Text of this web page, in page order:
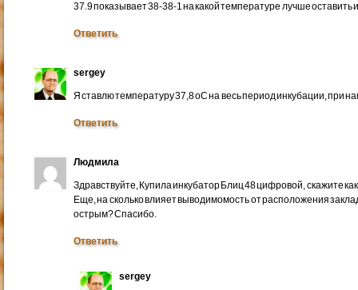
37.9 показывает 38-38-1 на какой температуре лучше оставить
Ответить
sergey
Я ставлю температуру 37,8 оС на весь период инкубации, при
Ответить
Людмила
Здравствуйте, Купила инкубатор Блиц 48 цифровой, скажите
Еще, на сколько влияет выводимомость от расположения
острым? Спасибо.
Ответить
sergey